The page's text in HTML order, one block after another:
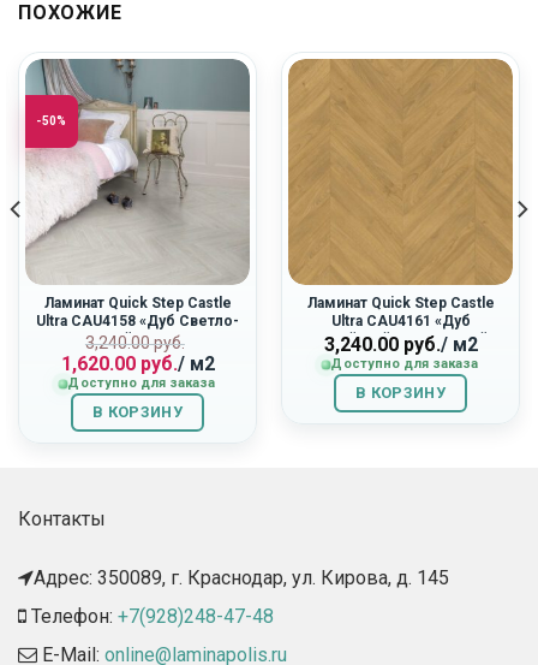
ПОХОЖИЕ
-50%
Ламинат Quick Step Castle
Ultra CAU4158 «Дуб Светло-
Серый Патина»
3,240.00руб.
Первоначальная
цена
составляла
3,240.00
руб..
1,620.00руб.
Текущая
цена:
1,620.00
руб..
/ м2
Доступно для заказа
В КОРЗИНУ
Ламинат Quick Step Castle
Ultra CAU4161 «Дуб
Английский Натуральный»
3,240.00руб./ м2
Доступно для заказа
В КОРЗИНУ
Контакты
Адрес: 350089, г. Краснодар, ул. Кирова, д. 145​
Телефон: +7(928)248-47-48
E-Mail: online@laminapolis.ru